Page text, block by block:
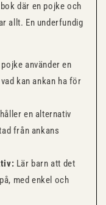
där en pojke och
allt. En underfundig
pojke använder en
kan ankan ha för
en alternativ
från ankans
Lär barn att det
med enkel och